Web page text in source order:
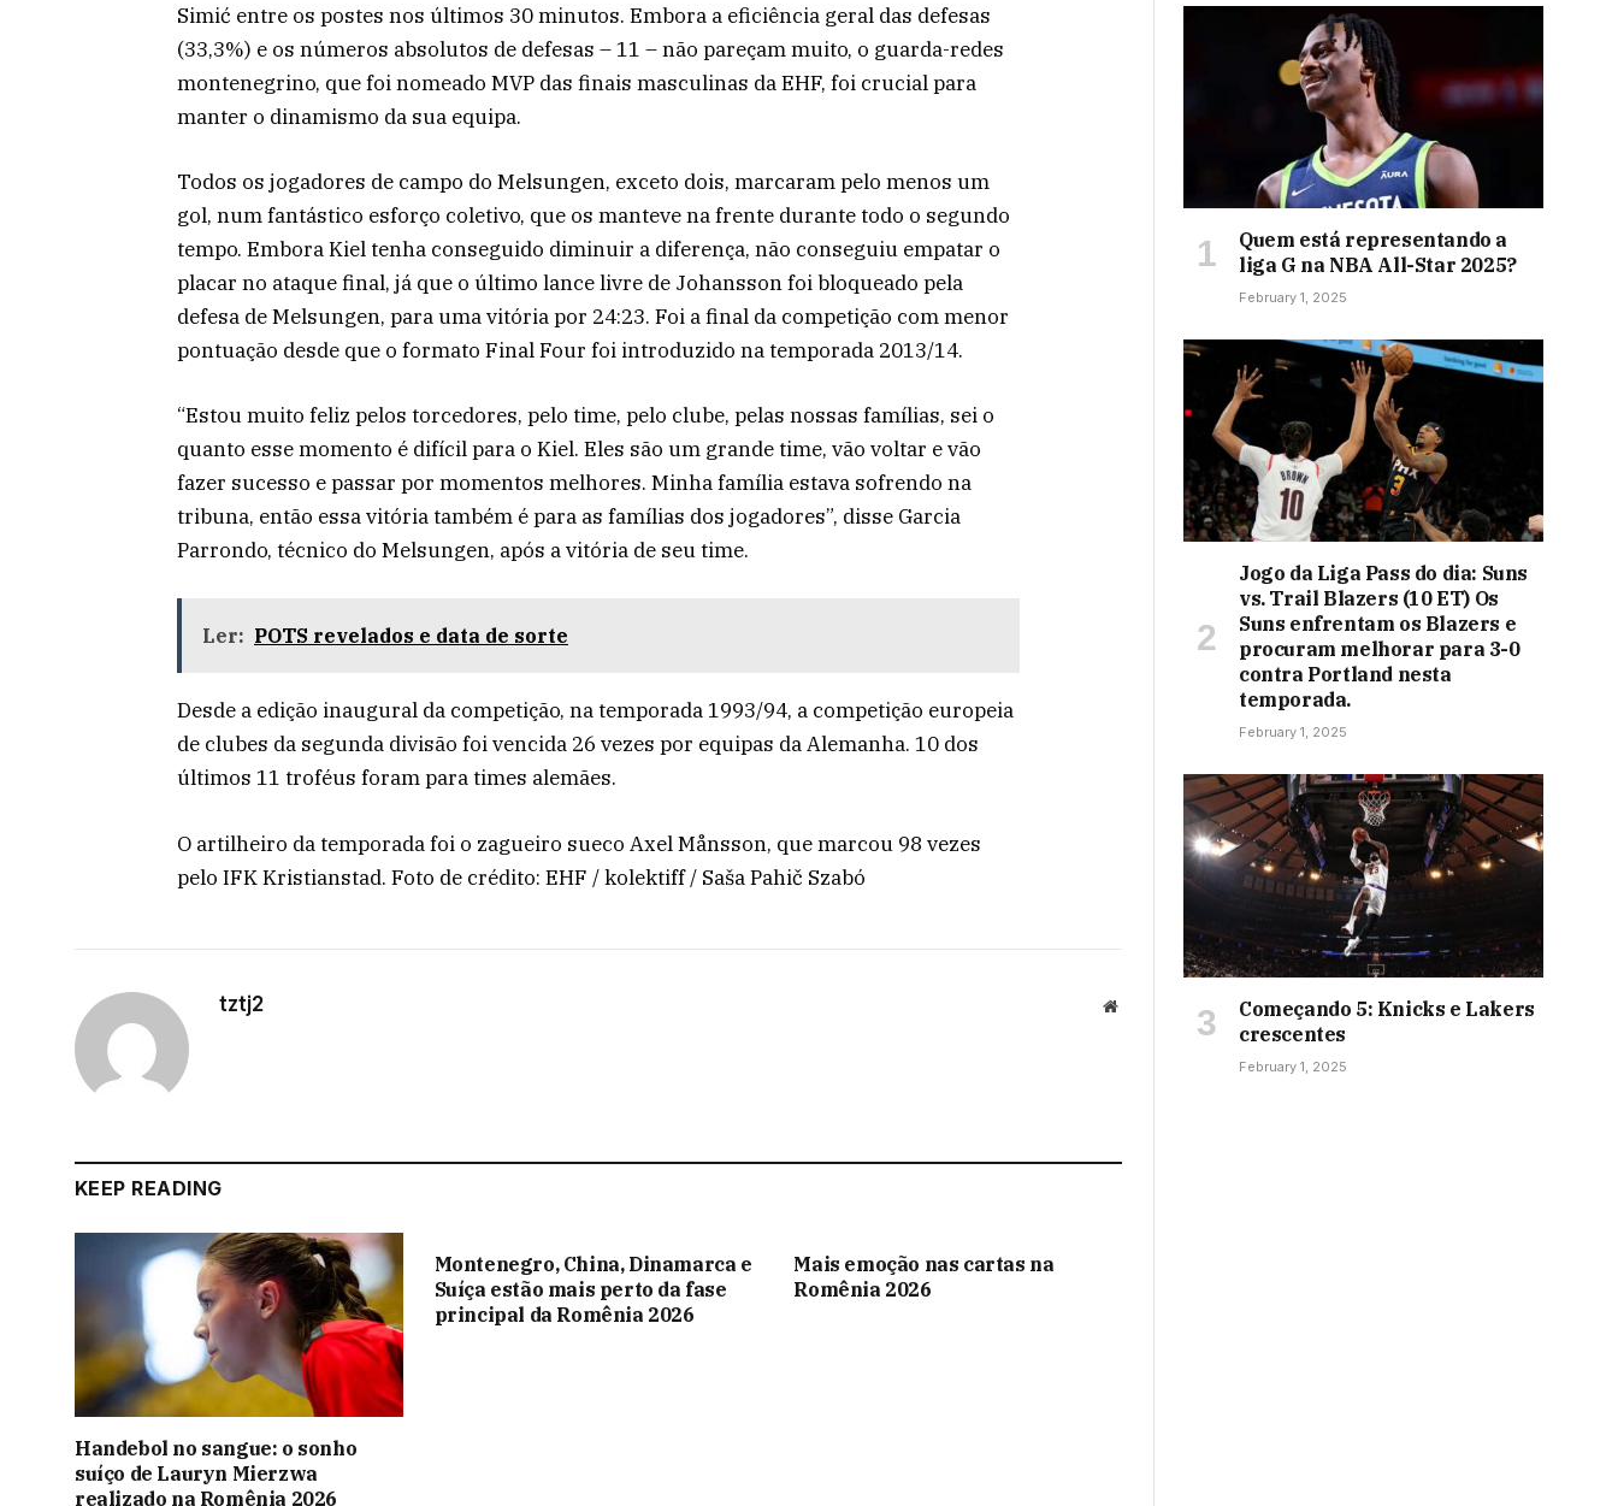
Simić entre os postes nos últimos 30 minutos. Embora a eficiência geral das defesas
(33,3%) e os números absolutos de defesas – 11 – não pareçam muito, o guarda-redes
montenegrino, que foi nomeado MVP das finais masculinas da EHF, foi crucial para
manter o dinamismo da sua equipa.
Todos os jogadores de campo do Melsungen, exceto dois, marcaram pelo menos um
gol, num fantástico esforço coletivo, que os manteve na frente durante todo o segundo
tempo. Embora Kiel tenha conseguido diminuir a diferença, não conseguiu empatar o
placar no ataque final, já que o último lance livre de Johansson foi bloqueado pela
defesa de Melsungen, para uma vitória por 24:23. Foi a final da competição com menor
pontuação desde que o formato Final Four foi introduzido na temporada 2013/14.
“Estou muito feliz pelos torcedores, pelo time, pelo clube, pelas nossas famílias, sei o
quanto esse momento é difícil para o Kiel. Eles são um grande time, vão voltar e vão
fazer sucesso e passar por momentos melhores. Minha família estava sofrendo na
tribuna, então essa vitória também é para as famílias dos jogadores”, disse Garcia
Parrondo, técnico do Melsungen, após a vitória de seu time.
Ler: POTS revelados e data de sorte
Desde a edição inaugural da competição, na temporada 1993/94, a competição europeia
de clubes da segunda divisão foi vencida 26 vezes por equipas da Alemanha. 10 dos
últimos 11 troféus foram para times alemães.
O artilheiro da temporada foi o zagueiro sueco Axel Månsson, que marcou 98 vezes
pelo IFK Kristianstad. Foto de crédito: EHF / kolektiff / Saša Pahič Szabó
tztj2 Website
KEEP READING
Handebol no sangue: o sonho
suíço de Lauryn Mierzwa
realizado na Romênia 2026
Montenegro, China, Dinamarca e
Suíça estão mais perto da fase
principal da Romênia 2026
Mais emoção nas cartas na
Romênia 2026
Quem está representando a
liga G na NBA All-Star 2025?
February 1, 2025
Jogo da Liga Pass do dia: Suns
vs. Trail Blazers (10 ET) Os
Suns enfrentam os Blazers e
procuram melhorar para 3-0
contra Portland nesta
temporada.
February 1, 2025
Começando 5: Knicks e Lakers
crescentes
February 1, 2025